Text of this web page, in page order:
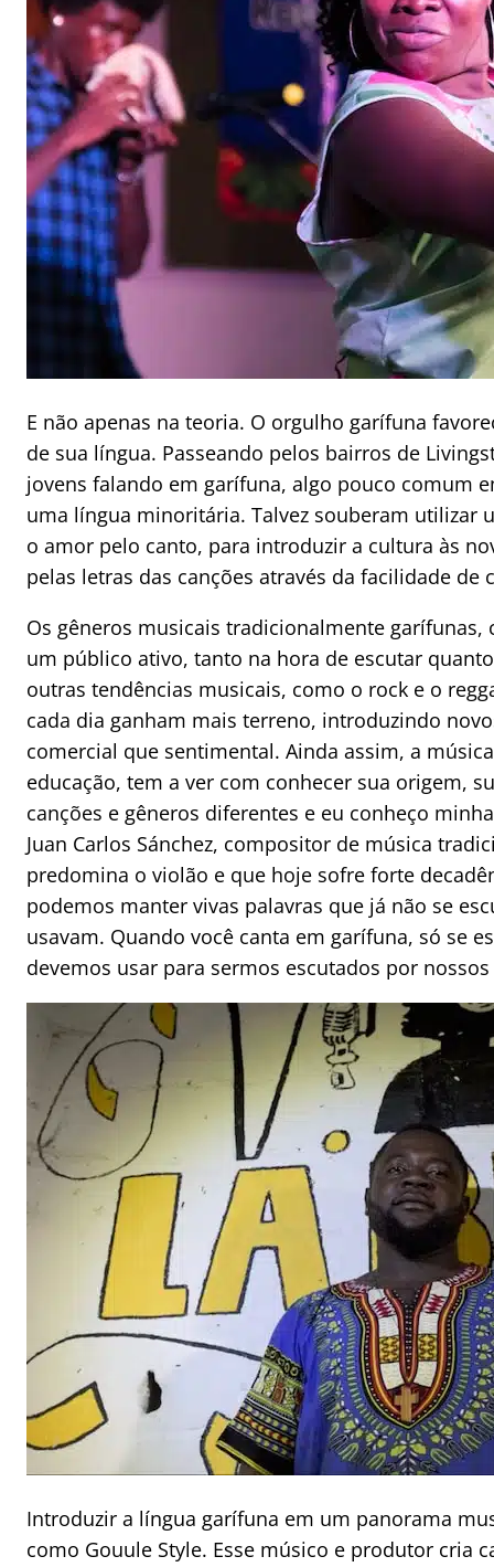
E não apenas na teoria. O orgulho garífuna
de sua língua. Passeando pelos bairros de
jovens falando em garífuna, algo pouco comum
uma língua minoritária. Talvez souberam utilizar
o amor pelo canto, para introduzir a cultura às
pelas letras das canções através da facilidade
Os gêneros musicais tradicionalmente
um público ativo, tanto na hora de escutar
outras tendências musicais, como o rock e o
cada dia ganham mais terreno, introduzindo
comercial que sentimental. Ainda assim, a
educação, tem a ver com conhecer sua origem,
canções e gêneros diferentes e eu conheço
Juan Carlos Sánchez, compositor de música
predomina o violão e que hoje sofre forte
podemos manter vivas palavras que já não se
usavam. Quando você canta em garífuna, só se
devemos usar para sermos escutados por
Introduzir a língua garífuna em um panorama
como Gouule Style. Esse músico e produtor cria